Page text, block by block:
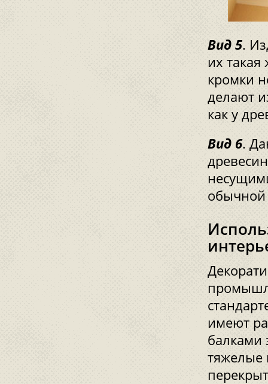
Вид 5.
их
кромки
делают
как у
Вид 6.
обычной
имеют
балками
тяжелые